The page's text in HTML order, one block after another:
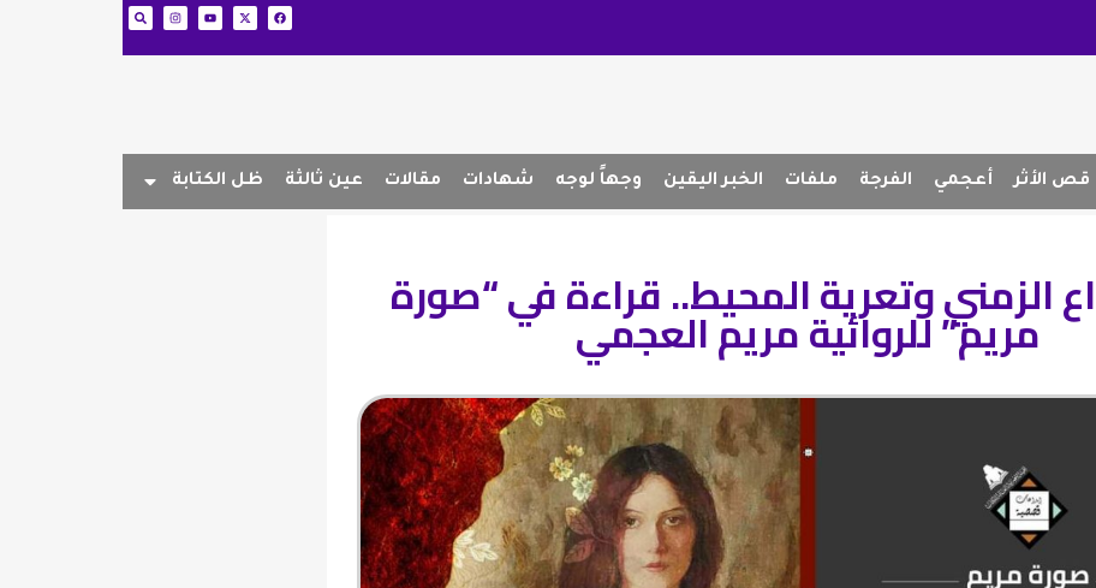
قص الأثر أعجمي الفرجة ملفات الخبر اليقين وجهاً لوجه شهادات مقالات عين ثالثة ظل الكتابة
الزمني وتعرية المحيط.. قراءة في “صورة
مريم” للروائية مريم العجمي